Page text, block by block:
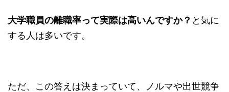
大学職員の離職率って実際は高いんですか？ と気に
する人は多いです。
ただ、この答えは決まっていて、ノルマや出世競争